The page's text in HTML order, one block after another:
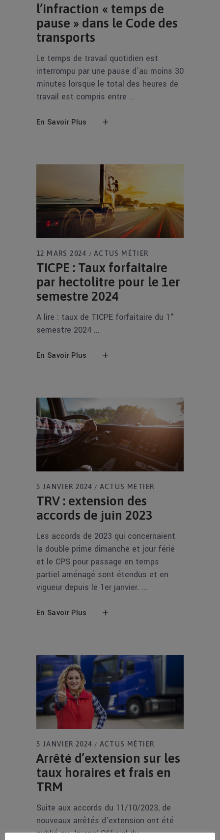
l’infraction « temps de
pause » dans le Code des
transports
Le temps de travail quotidien est
interrompu par une pause d'au moins 30
minutes lorsque le total des heures de
travail est compris entre
En Savoir Plus
12 MARS 2024 ACTUS MÉTIER
TICPE : Taux forfaitaire
par hectolitre pour le 1er
semestre 2024
A lire : taux de TICPE forfaitaire du 1°
semestre 2024
En Savoir Plus
5 JANVIER 2024 ACTUS MÉTIER
TRV : extension des
accords de juin 2023
Les accords de 2023 qui concernaient
la double prime dimanche et jour férié
et le CPS pour passage en temps
partiel aménagé sont étendus et en
vigueur depuis le 1er janvier.
En Savoir Plus
5 JANVIER 2024 ACTUS MÉTIER
Arrêté d’extension sur les
taux horaires et frais en
TRM
Suite aux accords du 11/10/2023, de
nouveaux arrêtés d’extension ont été
publié au Journal Officiel du